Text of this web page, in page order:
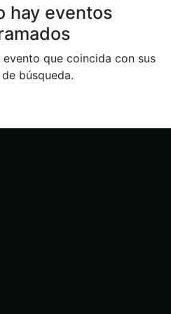
hay eventos
que coincida con sus
búsqueda.